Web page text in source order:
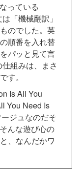
っている
「機械翻訳」
のでした。英
順番を入れ替
パッと見て言
組みは、まさ
す。
Is All You
You Need Is
ジュなのだそ
んな遊び心の
、なんだかワ